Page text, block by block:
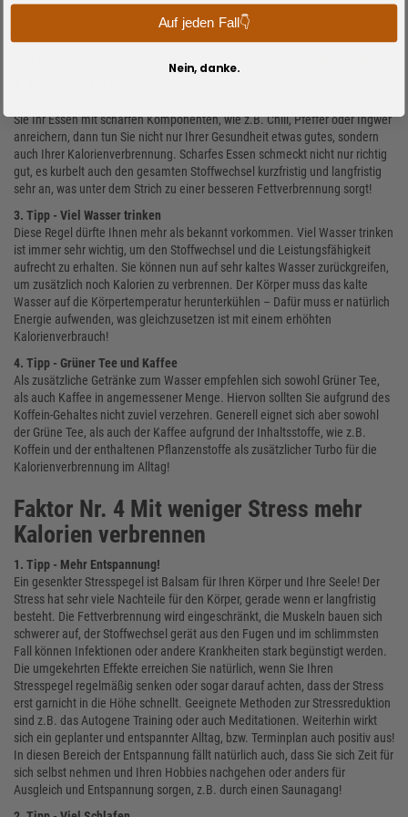
langweilig ist, dann laden Sie doch Freunde ein, um gemeinsam zu Kochen
Sie Ihr Essen mit scharfen Komponenten, wie z.B. Chili, Pfeffer oder Ingwer
anreichern, dann tun Sie nicht nur Ihrer Gesundheit etwas gutes, sondern
auch Ihrer Kalorienverbrennung. Scharfes Essen schmeckt nicht nur richtig
gut, es kurbelt auch den gesamten Stoffwechsel kurzfristig und langfristig
sehr an, was unter dem Strich zu einer besseren Fettverbrennung sorgt!
3. Tipp - Viel Wasser trinken
Diese Regel dürfte Ihnen mehr als bekannt vorkommen. Viel Wasser trinken
ist immer sehr wichtig, um den Stoffwechsel und die Leistungsfähigkeit
aufrecht zu erhalten. Sie können nun auf sehr kaltes Wasser zurückgreifen,
um zusätzlich noch Kalorien zu verbrennen. Der Körper muss das kalte
Wasser auf die Körpertemperatur herunterkühlen – Dafür muss er natürlich
Energie aufwenden, was gleichzusetzen ist mit einem erhöhten
Kalorienverbrauch!
4. Tipp - Grüner Tee und Kaffee
Als zusätzliche Getränke zum Wasser empfehlen sich sowohl Grüner Tee,
als auch Kaffee in angemessener Menge. Hiervon sollten Sie aufgrund des
Koffein-Gehaltes nicht zuviel verzehren. Generell eignet sich aber sowohl
der Grüne Tee, als auch der Kaffee aufgrund der Inhaltsstoffe, wie z.B.
Koffein und der enthaltenen Pflanzenstoffe als zusätzlicher Turbo für die
Kalorienverbrennung im Alltag!
Faktor Nr. 4 Mit weniger Stress mehr
Kalorien verbrennen
1. Tipp - Mehr Entspannung!
Ein gesenkter Stresspegel ist Balsam für Ihren Körper und Ihre Seele! Der
Stress hat sehr viele Nachteile für den Körper, gerade wenn er langfristig
besteht. Die Fettverbrennung wird eingeschränkt, die Muskeln bauen sich
schwerer auf, der Stoffwechsel gerät aus den Fugen und im schlimmsten
Fall können Infektionen oder andere Krankheiten stark begünstigt werden.
Die umgekehrten Effekte erreichen Sie natürlich, wenn Sie Ihren
Stresspegel regelmäßig senken oder sogar darauf achten, dass der Stress
erst garnicht in die Höhe schnellt. Geeignete Methoden zur Stressreduktion
sind z.B. das Autogene Training oder auch Meditationen. Weiterhin wirkt
sich ein geplanter und entspannter Alltag, bzw. Terminplan auch positiv aus!
In diesen Bereich der Entspannung fällt natürlich auch, dass Sie sich Zeit für
sich selbst nehmen und Ihren Hobbies nachgehen oder anders für
Ausgleich und Entspannung sorgen, z.B. durch einen Saunagang!
Auf jeden Fall👇
Nein, danke.